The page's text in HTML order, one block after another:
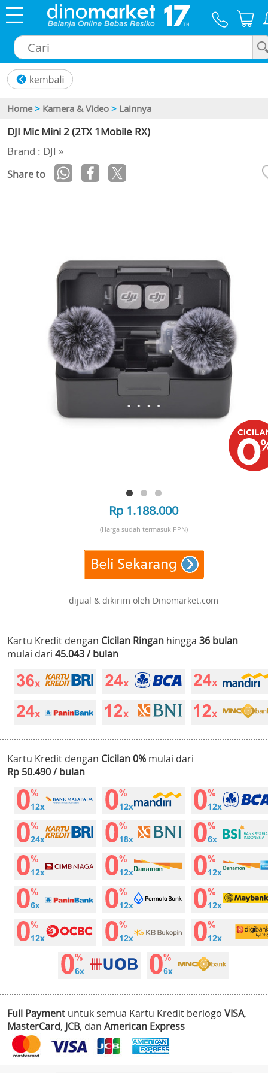
Home > Kamera & Video > Lainnya
DJI Mic Mini 2 (2TX 1Mobile RX)
Brand : DJI »
Share to
Rp 1.188.000
(Harga sudah termasuk PPN)
dijual & dikirim oleh Dinomarket.com
Kartu Kredit dengan Cicilan Ringan hingga 36 bulan
mulai dari 45.043 / bulan
Kartu Kredit dengan Cicilan 0% mulai dari
Rp 50.490 / bulan
Full Payment untuk semua Kartu Kredit berlogo VISA,
MasterCard, JCB, dan American Express